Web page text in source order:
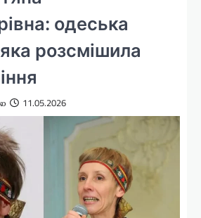
одеська
розсмішила
11.05.2026